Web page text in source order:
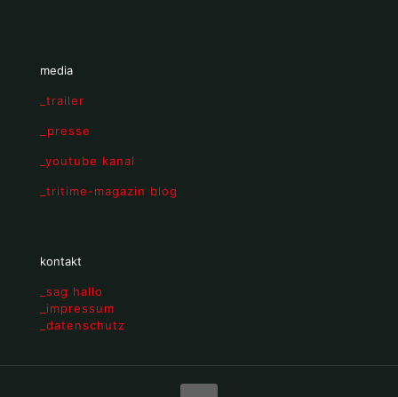
media
_trailer
_presse
_youtube kanal
_tritime-magazin blog
kontakt
_sag hallo
_impressum
_datenschutz